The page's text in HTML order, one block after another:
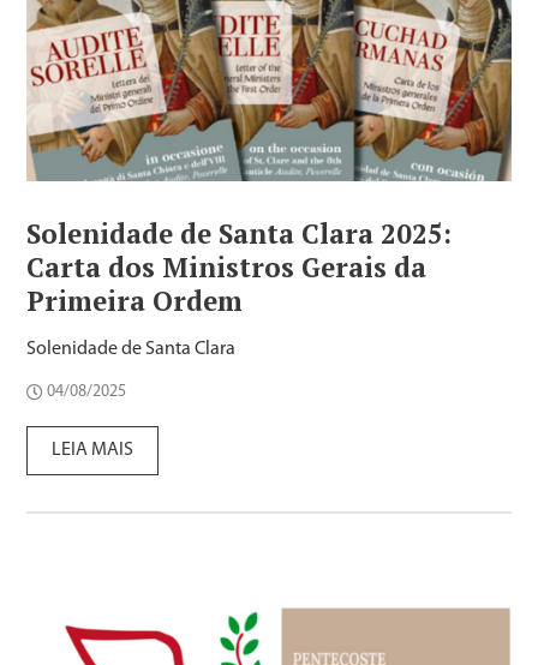
Solenidade de Santa Clara 2025:
Carta dos Ministros Gerais da
Primeira Ordem
Solenidade de Santa Clara
04/08/2025
LEIA MAIS